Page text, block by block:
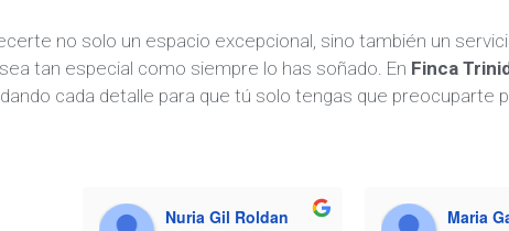
no solo un espacio excepcional, sino también un
tan especial como siempre lo has soñado. En Finca
cada detalle para que tú solo tengas que preocuparte
Nuria Gil Roldan Maria